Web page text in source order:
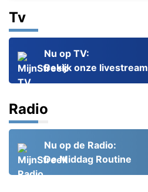
Tv
Nu op TV:
Bekijk onze livestream
Radio
Nu op de Radio:
De Middag Routine